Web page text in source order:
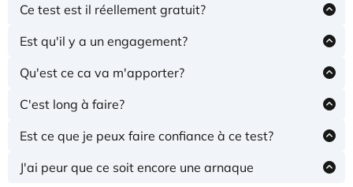
Ce test est il réellement gratuit?
Est qu'il y a un engagement?
Qu'est ce ca va m'apporter?
connaissances en matière d'acquisition clients. Vous
dans la bonne direction pour obtenir plus de clients ou
C'est long à faire?
Est ce que je peux faire confiance à ce test?
est certain que ce test va vous donner des pistes de
J'ai peur que ce soit encore une arnaque